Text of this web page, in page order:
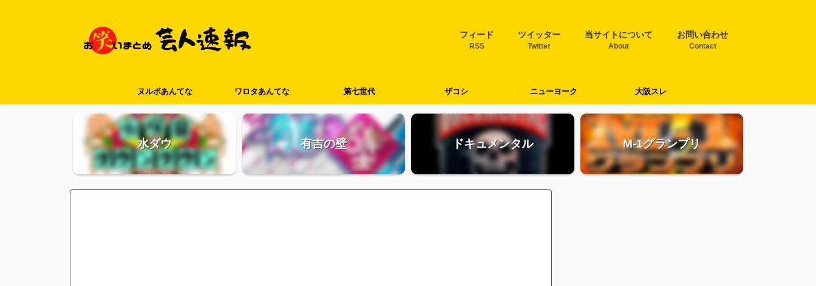
フィード
RSS
ツイッター
Twitter
当サイトについて
About
お問い合わせ
Contact
ヌルポあんてな ワロタあんてな 第七世代 ザコシ ニューヨーク 大阪スレ
水ダウ 有吉の壁 ドキュメンタル M-1グランプリ